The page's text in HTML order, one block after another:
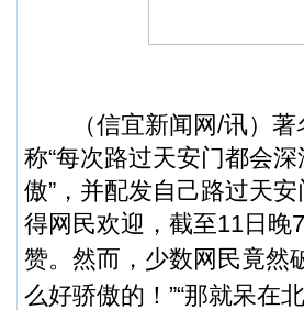
（信宜新闻 网/讯）
称“每次路过天安门都会
傲”，并配发自己路过天
得网民欢迎，截至11日晚
赞。 然而，少数网民竟然
么好骄傲的！”“那就呆在